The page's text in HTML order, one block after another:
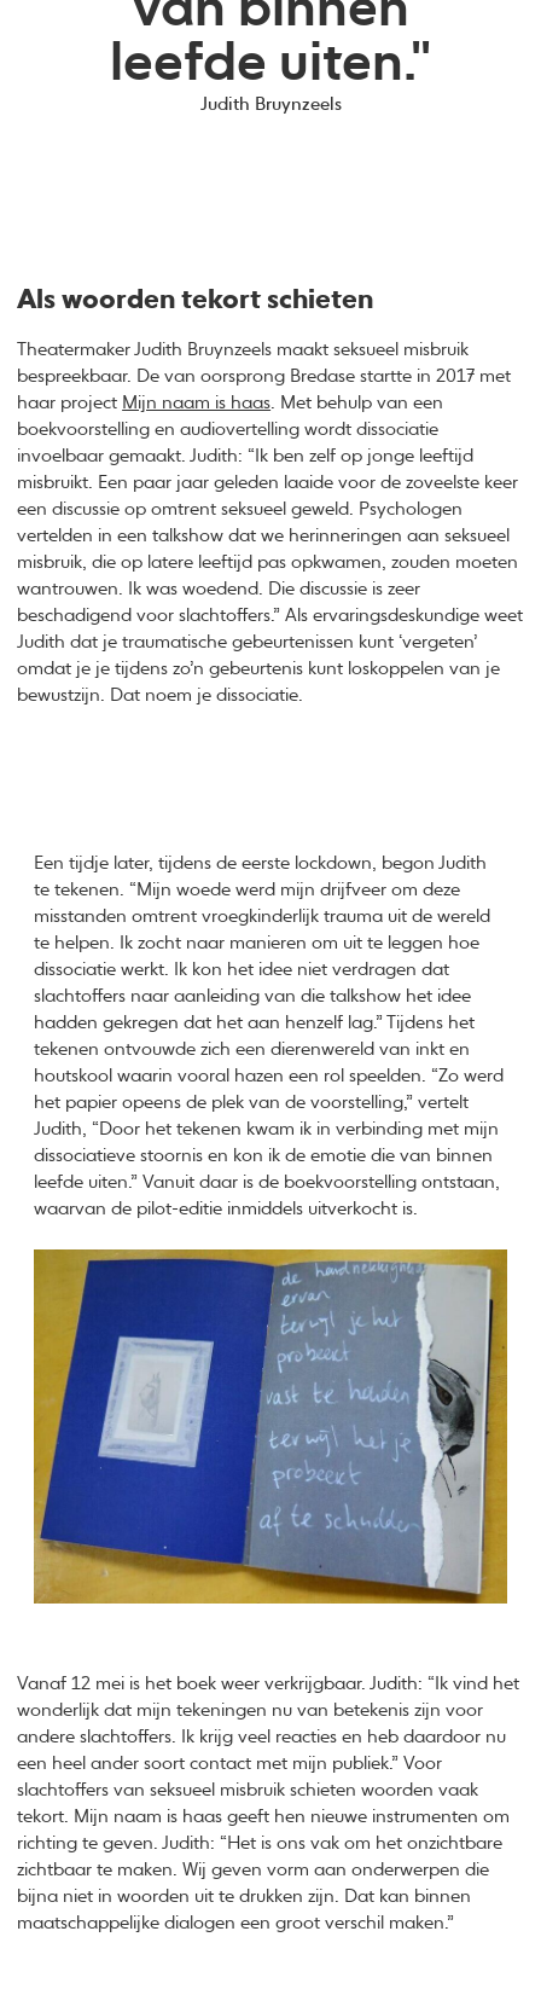
leefde uiten."
Judith Bruynzeels
Als woorden tekort schieten
Theatermaker Judith Bruynzeels maakt seksueel misbruik
bespreekbaar. De van oorsprong Bredase startte in 2017 met
haar project Mijn naam is haas. Met behulp van een
boekvoorstelling en audiovertelling wordt dissociatie
invoelbaar gemaakt. Judith: “Ik ben zelf op jonge leeftijd
misbruikt. Een paar jaar geleden laaide voor de zoveelste keer
een discussie op omtrent seksueel geweld. Psychologen
vertelden in een talkshow dat we herinneringen aan seksueel
misbruik, die op latere leeftijd pas opkwamen, zouden moeten
wantrouwen. Ik was woedend. Die discussie is zeer
beschadigend voor slachtoffers.” Als ervaringsdeskundige weet
Judith dat je traumatische gebeurtenissen kunt ‘vergeten’
omdat je je tijdens zo’n gebeurtenis kunt loskoppelen van je
bewustzijn. Dat noem je dissociatie.
Een tijdje later, tijdens de eerste lockdown, begon Judith
te tekenen. “Mijn woede werd mijn drijfveer om deze
misstanden omtrent vroegkinderlijk trauma uit de wereld
te helpen. Ik zocht naar manieren om uit te leggen hoe
dissociatie werkt. Ik kon het idee niet verdragen dat
slachtoffers naar aanleiding van die talkshow het idee
hadden gekregen dat het aan henzelf lag.” Tijdens het
tekenen ontvouwde zich een dierenwereld van inkt en
houtskool waarin vooral hazen een rol speelden. “Zo werd
het papier opeens de plek van de voorstelling,” vertelt
Judith, “Door het tekenen kwam ik in verbinding met mijn
dissociatieve stoornis en kon ik de emotie die van binnen
leefde uiten.” Vanuit daar is de boekvoorstelling ontstaan,
waarvan de pilot-editie inmiddels uitverkocht is.
Vanaf 12 mei is het boek weer verkrijgbaar. Judith: “Ik vind het
wonderlijk dat mijn tekeningen nu van betekenis zijn voor
andere slachtoffers. Ik krijg veel reacties en heb daardoor nu
een heel ander soort contact met mijn publiek.” Voor
slachtoffers van seksueel misbruik schieten woorden vaak
tekort. Mijn naam is haas geeft hen nieuwe instrumenten om
richting te geven. Judith: “Het is ons vak om het onzichtbare
zichtbaar te maken. Wij geven vorm aan onderwerpen die
bijna niet in woorden uit te drukken zijn. Dat kan binnen
maatschappelijke dialogen een groot verschil maken.”